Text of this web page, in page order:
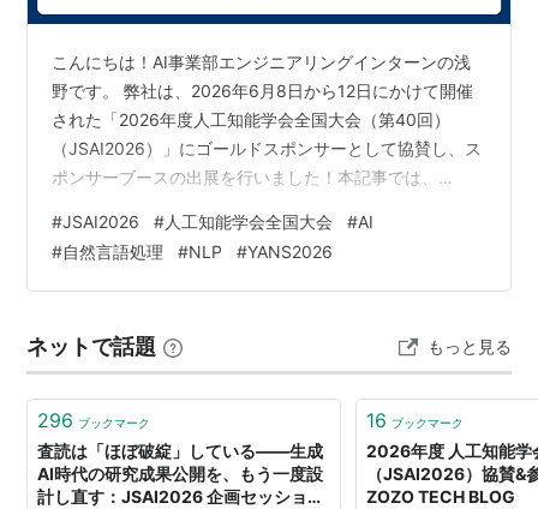
こんにちは！AI事業部エンジニアリングインターンの浅
野です。 弊社は、2026年6月8日から12日にかけて開催
された「2026年度人工知能学会全国大会（第40回）
（JSAI2026）」にゴールドスポンサーとして協賛し、ス
ポンサーブースの出展を行いました！本記事では、
になった論文の紹介をします。
#JSAI2026 #人工知能学会全国大会 #AI
#自然言語処理 #NLP #YANS2026
ネットで話題 もっと見る
296 ブックマーク
査読は「ほぼ破綻」している――生成
AI時代の研究成果公開を、もう一度設
計し直す：JSAI2026 企画セッション
16 ブックマーク
2026年度 人工知能学
（JSAI2026）協賛&
ZOZO TECH BLOG